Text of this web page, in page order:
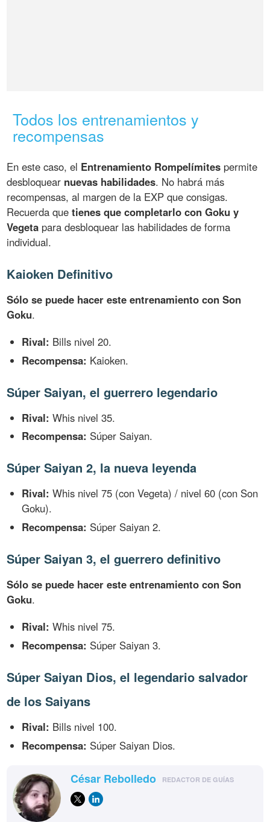
Todos los entrenamientos y
recompensas
En este caso, el Entrenamiento Rompelímites permite
desbloquear nuevas habilidades. No habrá más
recompensas, al margen de la EXP que consigas.
Recuerda quetienes que completarlo con Goku y
Vegeta para desbloquear las habilidades de forma
individual.
Kaioken Definitivo
Sólo se puede hacer este entrenamiento con Son
Goku.
Rival: Bills nivel 20.
Recompensa: Kaioken.
Súper Saiyan, el guerrero legendario
Rival: Whis nivel 35.
Recompensa: Súper Saiyan.
Súper Saiyan 2, la nueva leyenda
Rival: Whis nivel 75 (con Vegeta) / nivel 60 (con Son
Goku).
Recompensa: Súper Saiyan 2.
Súper Saiyan 3, el guerrero definitivo
Sólo se puede hacer este entrenamiento con Son
Goku.
Rival: Whis nivel 75.
Recompensa: Súper Saiyan 3.
Súper Saiyan Dios, el legendario salvador
de los Saiyans
Rival: Bills nivel 100.
Recompensa: Súper Saiyan Dios.
César Rebolledo REDACTOR DE GUÍAS